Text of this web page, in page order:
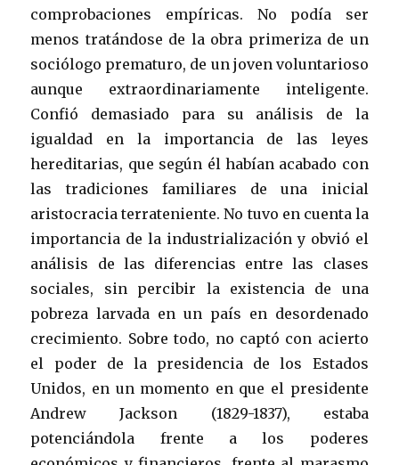
comprobaciones empíricas. No podía ser
menos tratándose de la obra primeriza de un
sociólogo prematuro, de un joven voluntarioso
aunque extraordinariamente inteligente.
Confió demasiado para su análisis de la
igualdad en la importancia de las leyes
hereditarias, que según él habían acabado con
las tradiciones familiares de una inicial
aristocracia terrateniente. No tuvo en cuenta la
importancia de la industrialización y obvió el
análisis de las diferencias entre las clases
sociales, sin percibir la existencia de una
pobreza larvada en un país en desordenado
crecimiento. Sobre todo, no captó con acierto
el poder de la presidencia de los Estados
Unidos, en un momento en que el presidente
Andrew Jackson (1829-1837), estaba
potenciándola frente a los poderes